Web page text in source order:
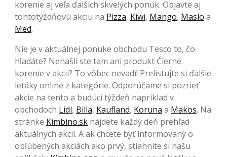
korenie aj veľa ďalších skvelých ponúk. Objavte aj
tohtotýždňovú akciu na Pizza, Kiwi, Mango, Maslo a
Med.
Nie je v aktuálnej ponuke obchodu Tesco to, čo
hľadáte? Nenašli ste tam ani produkt Čierne
korenie v akcii? To vôbec nevadí! Prelistujte si ďalšie
letáky online z kategórie. Odporúčame si pozrieť
akcie na tento a budúci týždeň napríklad v
obchodoch Lidl, Billa, Kaufland, Koruna a Makos. Na
stránke Kimbino.sk nájdete každý deň prehľad
aktuálnych akcií. A ak chcete byť informovaný o
obľúbených akciách ako prvý, stiahnite si našu